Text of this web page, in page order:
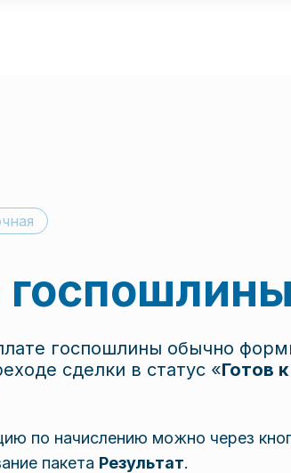
госпошлины
госпошлины обычно
сделки в статус «Готов
по начислению можно через
пакета Результат.